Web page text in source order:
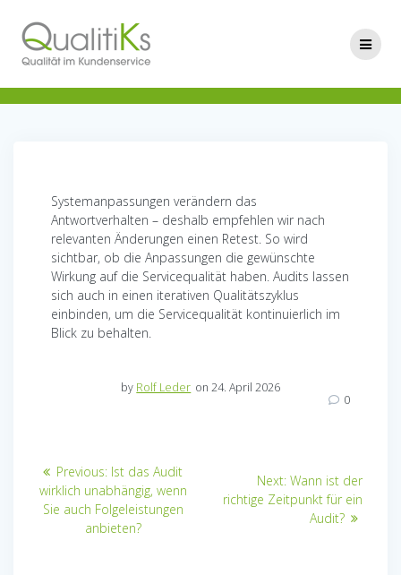
Systemanpassungen verändern das
Antwortverhalten – deshalb empfehlen wir nach
relevanten Änderungen einen Retest. So wird
sichtbar, ob die Anpassungen die gewünschte
Wirkung auf die Servicequalität haben. Audits lassen
sich auch in einen iterativen Qualitätszyklus
einbinden, um die Servicequalität kontinuierlich im
Blick zu behalten.
by Rolf Leder on 24. April 2026
0
Beitragsnavigation
Previous: Previous
post:
Ist das Audit
wirklich unabhängig, wenn
Sie auch Folgeleistungen
anbieten?
Next: Next
post:
Wann ist der
richtige Zeitpunkt für ein
Audit?